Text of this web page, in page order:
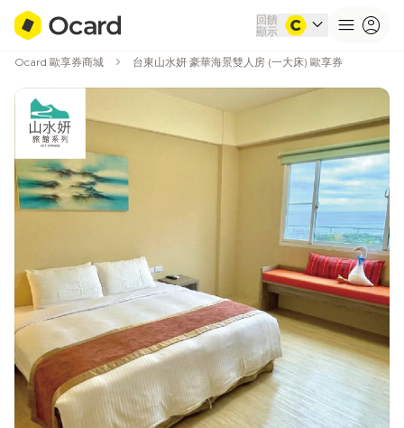
回饋
顯示
expand_more menu account_circle
Ocard 歐享券商城 chevron_right 台東山水妍 豪華海景雙人房 (一大床) 歐享券